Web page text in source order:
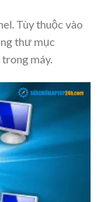
Tùy thuộc vào
thư mục
máy.